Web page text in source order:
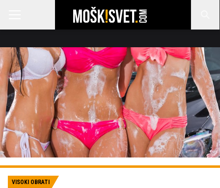
VISOKI OBRATI